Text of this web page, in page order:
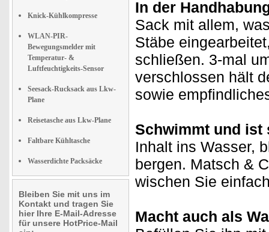
Knick-Kühlkompresse
WLAN-PIR-
Bewegungsmelder mit
Temperatur- &
Luftfeuchtigkeits-Sensor
Seesack-Rucksack aus Lkw-
Plane
Reisetasche aus Lkw-Plane
Faltbare Kühltasche
Wasserdichte Packsäcke
Bleiben Sie mit uns im
Kontakt und tragen Sie
hier Ihre E-Mail-Adresse
für unsere HotPrice-Mail
In der
Sack mit allem,
Stäbe
schließen. 3-mal
verschlossen hält
sowie
Schwimmt und ist
Inhalt ins Wasser,
bergen. Matsch &
wischen Sie
Macht auch als